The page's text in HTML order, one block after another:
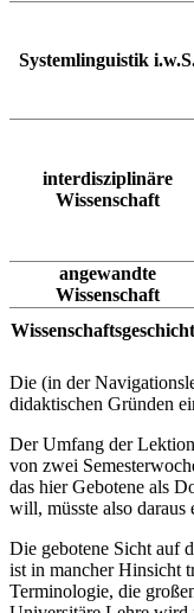
Systemlinguistik
interdisziplinäre
Wissenschaft
angewandte
Wissenschaft
Die (in der
didaktischen Gründen
Der Umfang der
von zwei
das hier Gebotene als
will, müsste also
Die gebotene Sicht auf
ist in mancher Hinsicht
Terminologie, die